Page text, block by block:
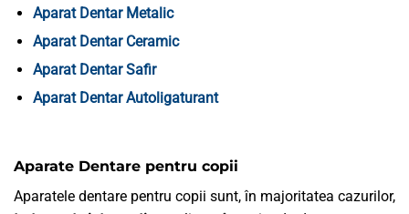
Aparat Dentar Metalic
Aparat Dentar Ceramic
Aparat Dentar Safir
Aparat Dentar Autoligaturant
Aparate Dentare pentru copii
Aparatele dentare pentru copii sunt, în majoritatea cazurilor,